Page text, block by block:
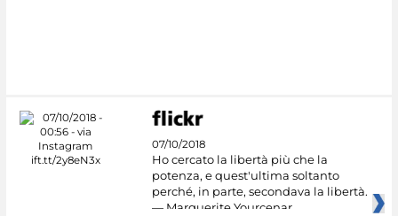
07/10/2018
Ho cercato la libertà più che la
potenza, e quest'ultima soltanto
perché, in parte, secondava la libertà.
— Marguerite Yourcenar